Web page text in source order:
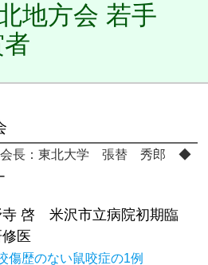
地方会 若手
長：東北大学 張替 秀郎 ◆
寺 啓 米沢市立病院初期臨
医
傷歴のない鼠咬症の1例